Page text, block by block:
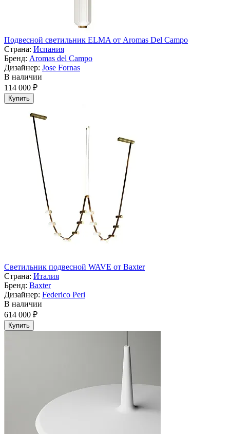
Подвесной светильник ELMA от Aromas Del Campo
Страна: Испания
Бренд: Aromas del Campo
Дизайнер: Jose Fornas
В наличии
114 000 ₽
Купить
Светильник подвесной WAVE от Baxter
Страна: Италия
Бренд: Baxter
Дизайнер: Federico Peri
В наличии
614 000 ₽
Купить